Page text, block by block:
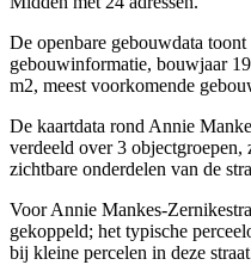
De openbare gebouwdata toont
gebouwinformatie, bouwjaar
m2, meest voorkomende
De kaartdata rond Annie
verdeeld over 3 objectgroepen,
zichtbare onderdelen van de
Voor Annie Mankes-
gekoppeld; het typische
bij kleine percelen in deze